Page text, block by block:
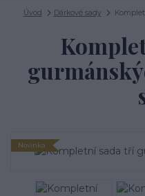
Úvod Dárkové sady
Novinka